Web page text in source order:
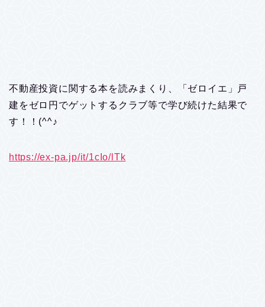
不動産投資に関する本を読みまくり、「ゼロイエ」戸
建をゼロ円でゲットするクラブ等で学び続けた結果で
す！！(^^♪
https://ex-pa.jp/it/1cIo/lTk